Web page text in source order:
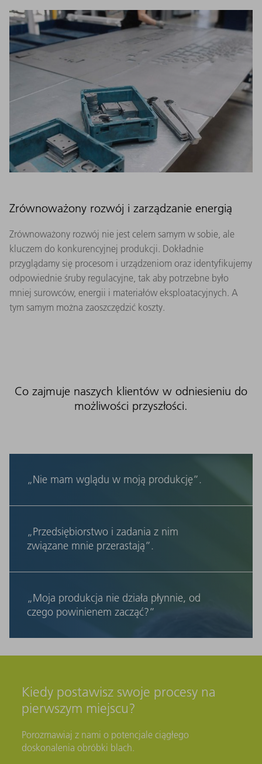
Zrównoważony rozwój i zarządzanie energią
Zrównoważony rozwój nie jest celem samym w sobie, ale
kluczem do konkurencyjnej produkcji. Dokładnie
przyglądamy się procesom i urządzeniom oraz identyfikujemy
odpowiednie śruby regulacyjne, tak aby potrzebne było
mniej surowców, energii i materiałów eksploatacyjnych. A
tym samym można zaoszczędzić koszty.
Co zajmuje naszych klientów w odniesieniu do
możliwości przyszłości.
„Nie mam wglądu w moją produkcję”.
„Przedsiębiorstwo i zadania z nim
związane mnie przerastają”.
„Moja produkcja nie działa płynnie, od
czego powinienem zacząć?”
Kiedy postawisz swoje procesy na
pierwszym miejscu?
Porozmawiaj z nami o potencjale ciągłego
doskonalenia obróbki blach.